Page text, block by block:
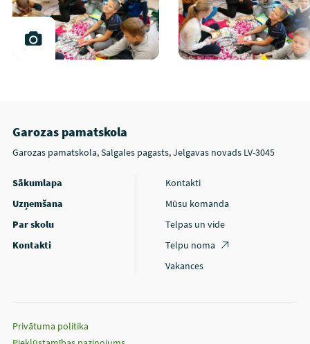
Garozas pamatskola
Garozas pamatskola, Salgales pagasts, Jelgavas novads LV-3045
Sākumlapa
Uzņemšana
Par skolu
Kontakti
Kontakti
Mūsu komanda
Telpas un vide
Telpu noma
Vakances
Privātuma politika